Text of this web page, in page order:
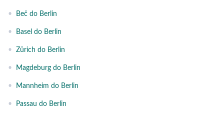
• Beč do Berlin
• Basel do Berlin
• Zürich do Berlin
• Magdeburg do Berlin
• Mannheim do Berlin
• Passau do Berlin